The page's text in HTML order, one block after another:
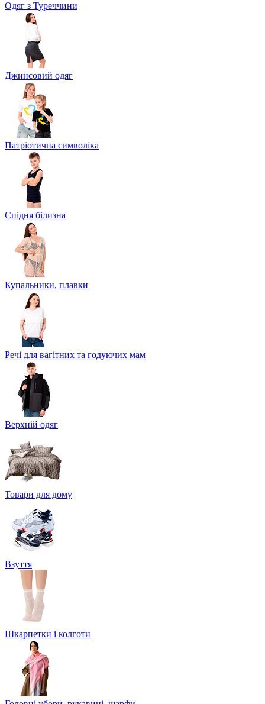
Одяг з Туреччини
Джинсовий одяг
Патріотична символіка
Спідня білизна
Купальники, плавки
Речі для вагітних та годуючих мам
Верхній одяг
Товари для дому
Взуття
Шкарпетки і колготи